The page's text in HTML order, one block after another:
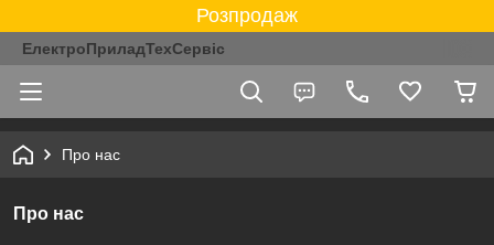
Розпродаж
ЕлектроПриладТехСервіс
Про нас
Про нас